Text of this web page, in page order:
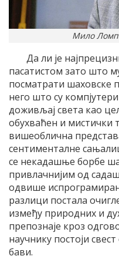
Мило
Да ли је
пасатистом зато што
посматрати шаховске
него што су
доживљај света као
обухваћен и мистички
вишеоблична
сентименталне
се некадашње борбе
привлачнијим од
одвише
разлици постала
између природних и
препознаје кроз
научнику постоји свест
бави.